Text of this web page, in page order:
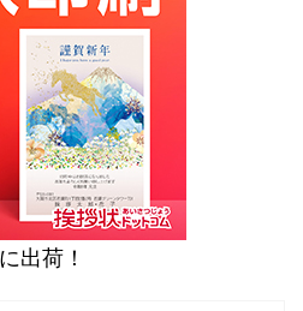
出荷！